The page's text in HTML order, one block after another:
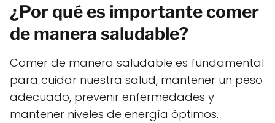
¿Por qué es importante comer
de manera saludable?
Comer de manera saludable es fundamental
para cuidar nuestra salud, mantener un peso
adecuado, prevenir enfermedades y
mantener niveles de energía óptimos.